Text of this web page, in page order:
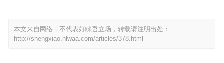
本文来自网络，不代表好睐吾立场，转载请注明出处：
http://shengxiao.hlwaa.com/articles/378.html